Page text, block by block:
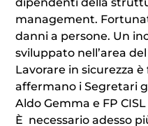
management.
danni a persone. Un
sviluppato nell’area
Lavorare in sicurezza
affermano i Segretari
Aldo Gemma e FP
È necessario adesso